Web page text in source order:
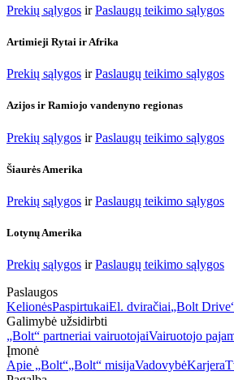
Prekių sąlygos irPaslaugų teikimo sąlygos
Artimieji Rytai ir Afrika
Prekių sąlygos irPaslaugų teikimo sąlygos
Azijos ir Ramiojo vandenyno regionas
Prekių sąlygos irPaslaugų teikimo sąlygos
Šiaurės Amerika
Prekių sąlygos irPaslaugų teikimo sąlygos
Lotynų Amerika
Prekių sąlygos irPaslaugų teikimo sąlygos
Paslaugos
KelionėsPaspirtukaiEl. dviračiai„Bolt
Galimybė užsidirbti
„Bolt“ partneriai vairuotojaiVairuotojo
Įmonė
Apie „Bolt“„Bolt“ misijaVadovybėKarjera